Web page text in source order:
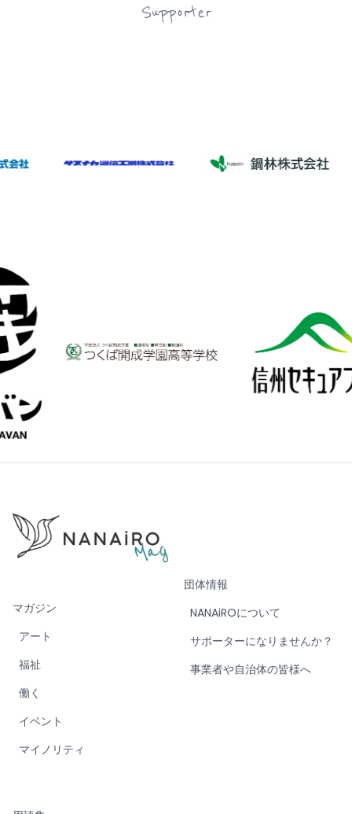
Supporter
マガジン
アート
福祉
働く
イベント
マイノリティ
団体情報
NANAiROについて
サポーターになりませんか？
事業者や自治体の皆様へ